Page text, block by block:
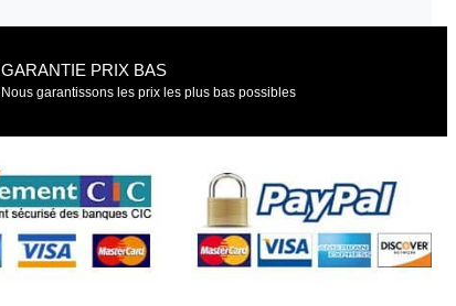
GARANTIE PRIX BAS
Nous garantissons les prix les plus bas possibles